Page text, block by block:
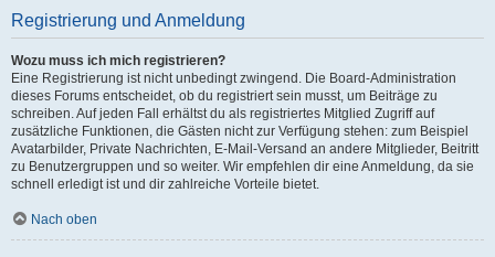
Registrierung und Anmeldung
Wozu muss ich mich registrieren?
Eine Registrierung ist nicht unbedingt zwingend. Die Board-Administration
dieses Forums entscheidet, ob du registriert sein musst, um Beiträge zu
schreiben. Auf jeden Fall erhältst du als registriertes Mitglied Zugriff auf
zusätzliche Funktionen, die Gästen nicht zur Verfügung stehen: zum Beispiel
Avatarbilder, Private Nachrichten, E-Mail-Versand an andere Mitglieder, Beitritt
zu Benutzergruppen und so weiter. Wir empfehlen dir eine Anmeldung, da sie
schnell erledigt ist und dir zahlreiche Vorteile bietet.
Nach oben